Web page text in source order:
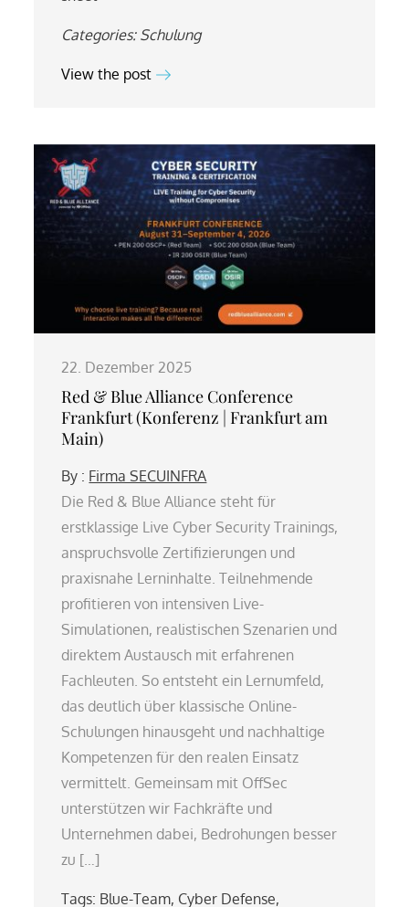
Categories: Schulung
View the post
22. Dezember 2025
Red & Blue Alliance Conference
Frankfurt (Konferenz | Frankfurt am
Main)
By : Firma SECUINFRA
Die Red & Blue Alliance steht für
erstklassige Live Cyber Security Trainings,
anspruchsvolle Zertifizierungen und
praxisnahe Lerninhalte. Teilnehmende
profitieren von intensiven Live-
Simulationen, realistischen Szenarien und
direktem Austausch mit erfahrenen
Fachleuten. So entsteht ein Lernumfeld,
das deutlich über klassische Online-
Schulungen hinausgeht und nachhaltige
Kompetenzen für den realen Einsatz
vermittelt. Gemeinsam mit OffSec
unterstützen wir Fachkräfte und
Unternehmen dabei, Bedrohungen besser
zu […]
Tags: Blue-Team, Cyber Defense,